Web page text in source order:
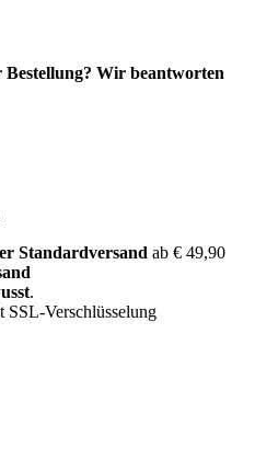
Wir beantworten
Standardversand ab € 49,90
.
SSL-Verschlüsselung